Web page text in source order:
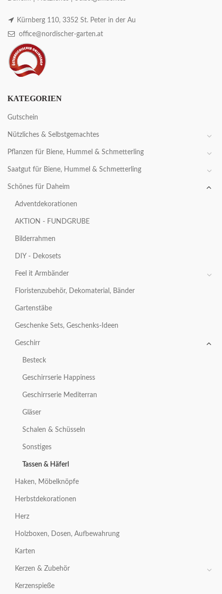
Kürnberg 110, 3352 St. Peter in der Au
office@nordischer-garten.at
KATEGORIEN
Gutschein
Nützliches & Selbstgemachtes
Pflanzen für Biene, Hummel & Schmetterling
Saatgut für Biene, Hummel & Schmetterling
Schönes für Daheim
Adventdekorationen
AKTION - FUNDGRUBE
Bilderrahmen
DIY - Dekosets
Feel it Armbänder
Floristenzubehör, Dekomaterial, Bänder
Gartenstäbe
Geschenke Sets, Geschenks-Ideen
Geschirr
Besteck
Geschirrserie Happiness
Geschirrserie Mediterran
Gläser
Schalen & Schüsseln
Sonstiges
Tassen & Häferl
Haken, Möbelknöpfe
Herbstdekorationen
Herz
Holzboxen, Dosen, Aufbewahrung
Karten
Kerzen & Zubehör
Kerzenspieße